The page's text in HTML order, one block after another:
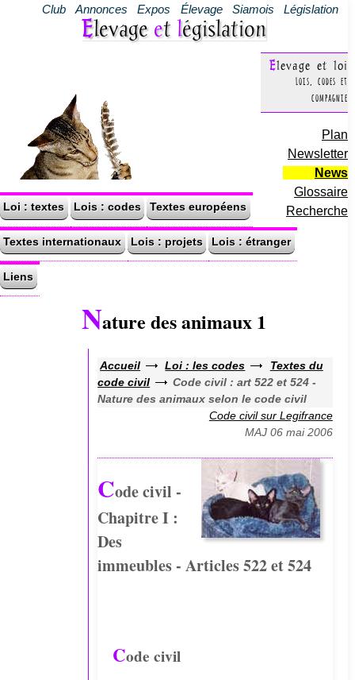
Club Annonces Expos Élevage Siamois Législation
Elevage et législation
Elevage et loi
Lois, codes et
compagnie
Plan
Newsletter
News
Glossaire
Recherche
Loi : textes Lois : codes Textes européens
Textes internationaux Lois : projets Lois : étranger
Liens
Nature des animaux 1
Accueil Loi : les codes
Textes du
code civil
Code civil : art 522 et 524 -
Nature des animaux selon le code civil
Code civil sur Legifrance
MAJ 06 mai 2006
Code civil -
Chapitre I :
Des
immeubles - Articles 522 et 524
Code civil